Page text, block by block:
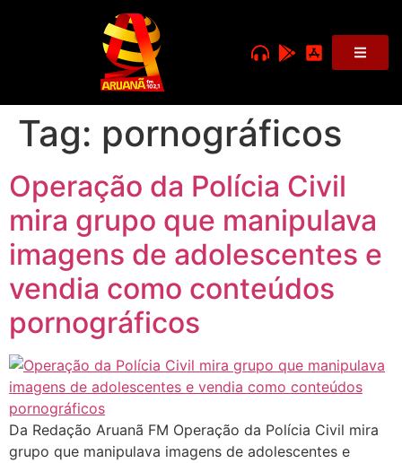
Tag: pornográficos
Operação da Polícia Civil
mira grupo que manipulava
imagens de adolescentes e
vendia como conteúdos
pornográficos
Da Redação Aruanã FM Operação da Polícia Civil mira
grupo que manipulava imagens de adolescentes e